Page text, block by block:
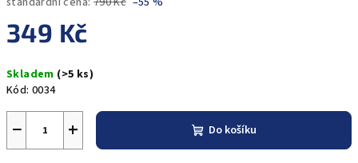
349 Kč
cena:
Skladem (>5 ks)
Kód: 0034
+
− Do košíku